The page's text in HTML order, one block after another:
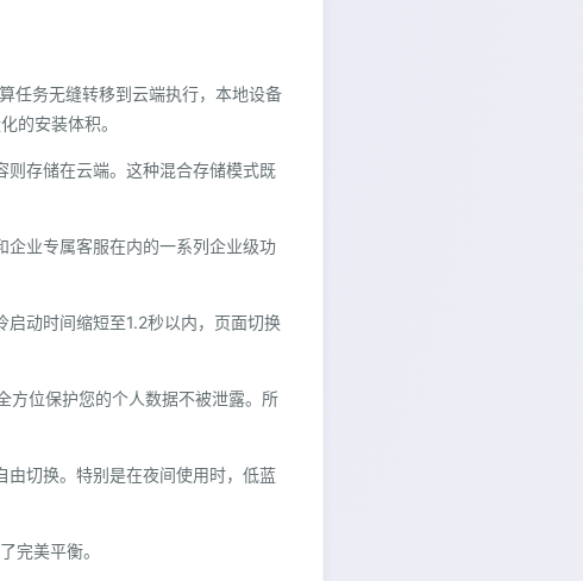
任务无缝转移到云端执行，本地设备
的安装体积。
存储在云端。这种混合存储模式既
业专属客服在内的一系列企业级功
动时间缩短至1.2秒以内，页面切换
方位保护您的个人数据不被泄露。所
切换。特别是在夜间使用时，低蓝
完美平衡。